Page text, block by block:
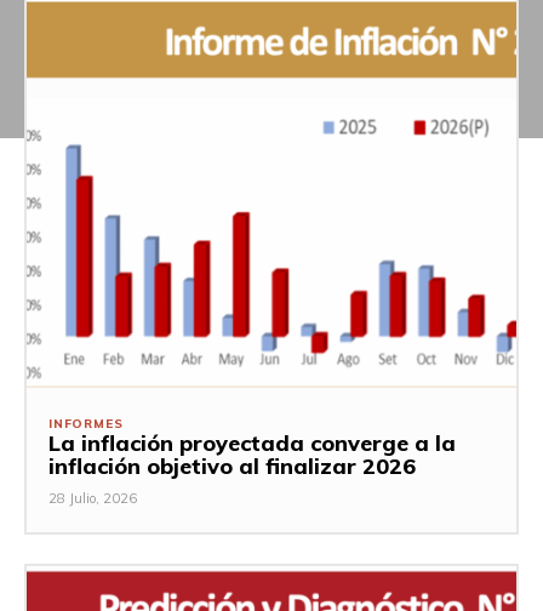
INFORMES
La inflación proyectada converge a la
inflación objetivo al finalizar 2026
28 Julio, 2026